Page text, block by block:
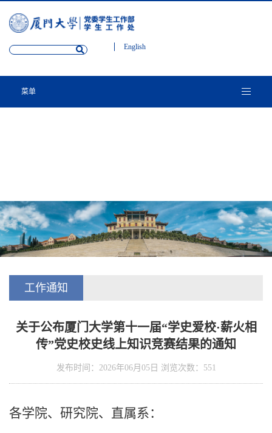
English
菜单
工作通知
​关于公布厦门大学第十一届“学史爱校·薪火相
传”党史校史线上知识竞赛结果的通知
发布时间：2026年06月05日 浏览次数： 551
各学院、研究院、直属系：